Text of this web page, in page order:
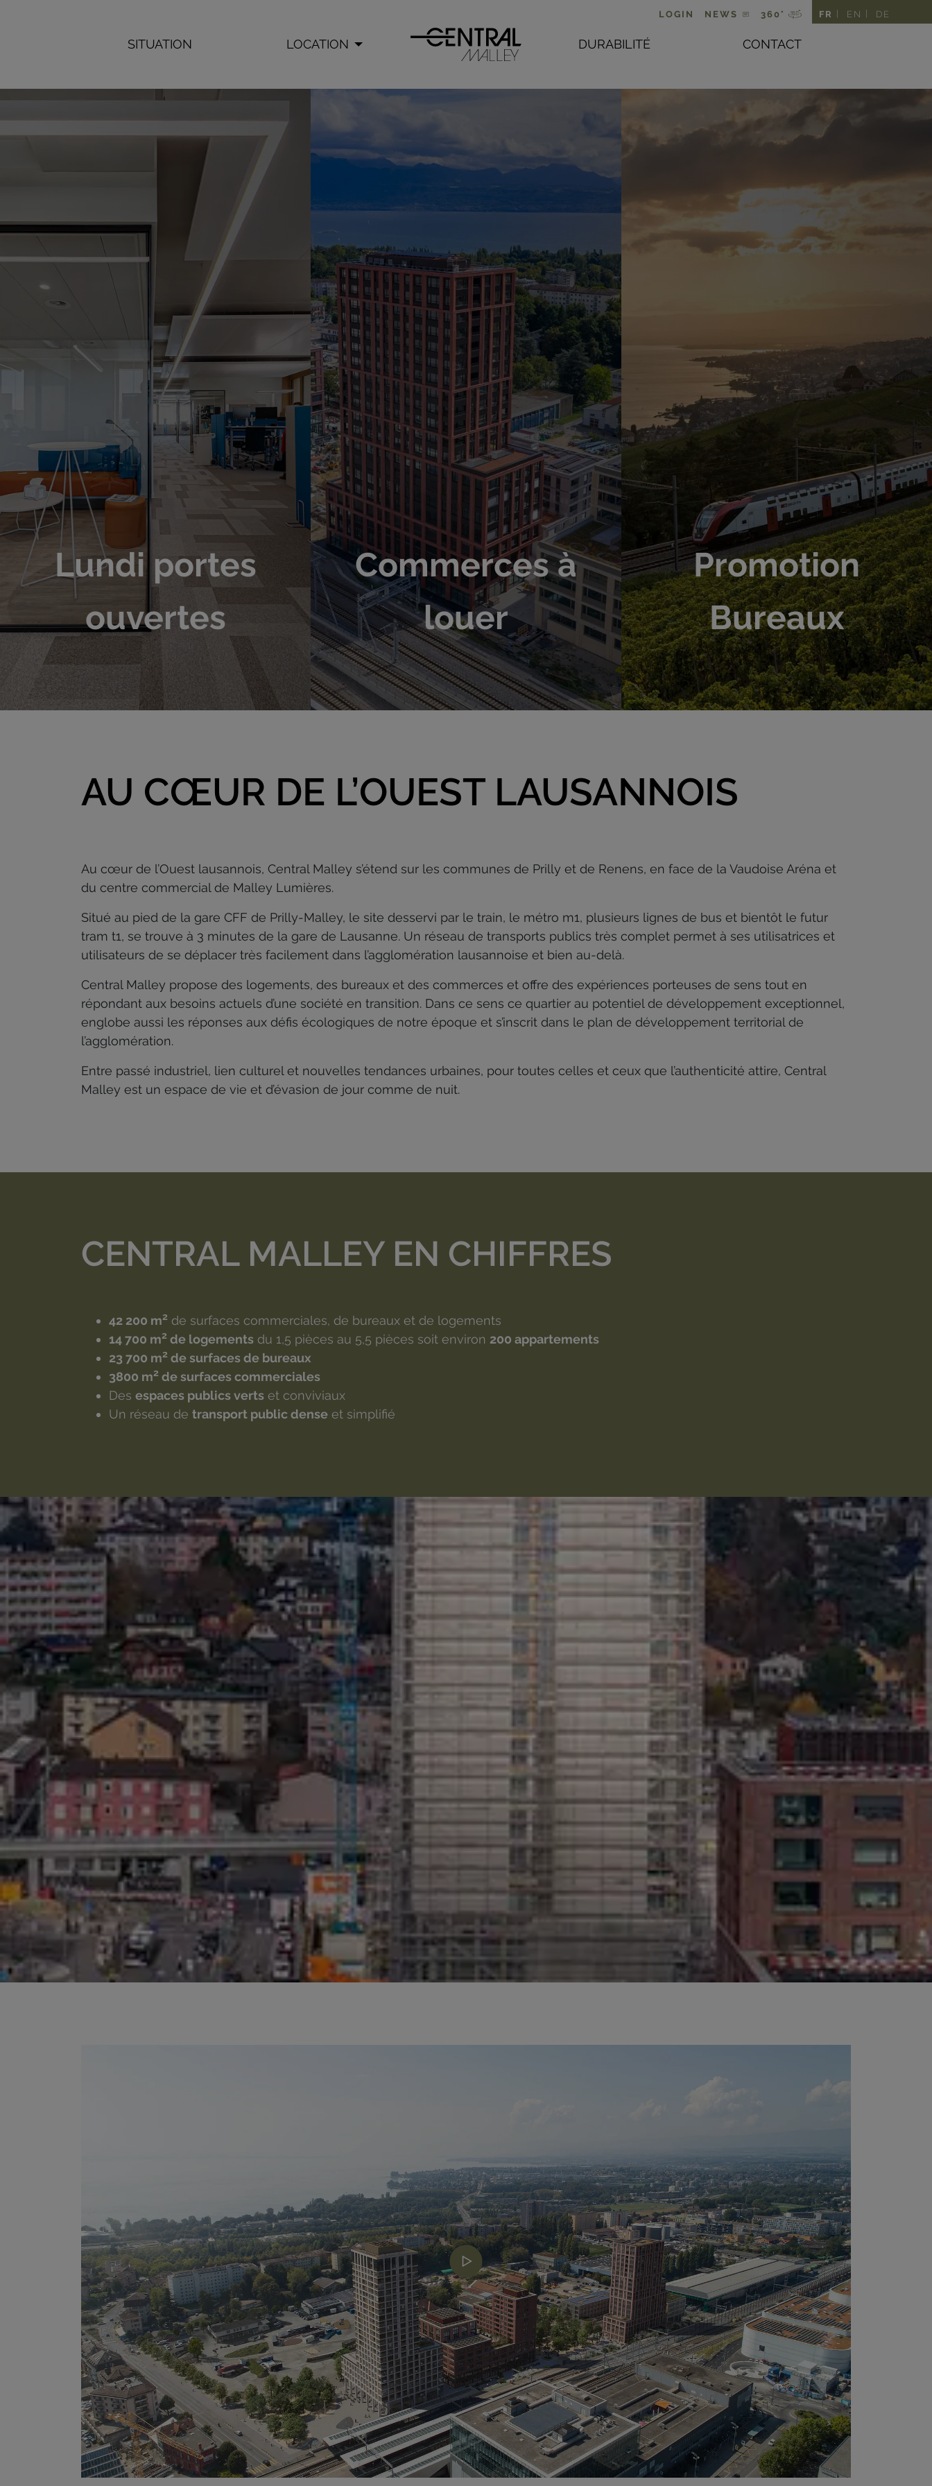
LOGIN NEWS 360° FR EN DE
SITUATION LOCATION DURABILITÉ CONTACT
Lundi portes
ouvertes
Commerces à
louer
Promotion
Bureaux
AU CŒUR DE L’OUEST LAUSANNOIS
Au cœur de l’Ouest lausannois, Central Malley s’étend sur les communes de Prilly et de Renens, en face de la Vaudoise Aréna et
du centre commercial de Malley Lumières.
Situé au pied de la gare CFF de Prilly-Malley, le site desservi par le train, le métro m1, plusieurs lignes de bus et bientôt le futur
tram t1, se trouve à 3 minutes de la gare de Lausanne. Un réseau de transports publics très complet permet à ses utilisatrices et
utilisateurs de se déplacer très facilement dans l’agglomération lausannoise et bien au-delà.
Central Malley propose des logements, des bureaux et des commerces et offre des expériences porteuses de sens tout en
répondant aux besoins actuels d’une société en transition. Dans ce sens ce quartier au potentiel de développement exceptionnel,
englobe aussi les réponses aux défis écologiques de notre époque et s’inscrit dans le plan de développement territorial de
l’agglomération.
Entre passé industriel, lien culturel et nouvelles tendances urbaines, pour toutes celles et ceux que l’authenticité attire, Central
Malley est un espace de vie et d’évasion de jour comme de nuit.
CENTRAL MALLEY EN CHIFFRES
42 200 m2 de surfaces commerciales, de bureaux et de logements
14 700 m2 de logements du 1,5 pièces au 5,5 pièces soit environ 200 appartements
23 700 m2 de surfaces de bureaux
3800 m2 de surfaces commerciales
Des espaces publics verts et conviviaux
Un réseau de transport public dense et simplifié